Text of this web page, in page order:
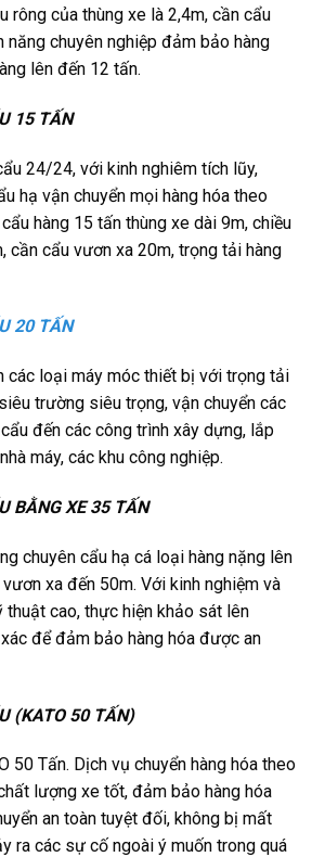
rông của thùng xe là 2,4m, cần cẩu
năng chuyên nghiệp đảm bảo hàng
lên đến 12 tấn.
15 TẤN
24/24, với kinh nghiêm tích lũy,
hạ vận chuyển mọi hàng hóa theo
hàng 15 tấn thùng xe dài 9m, chiều
cần cẩu vươn xa 20m, trọng tải hàng
20 TẤN
các loại máy móc thiết bị với trọng tải
trường siêu trọng, vận chuyển các
đến các công trình xây dựng, lắp
máy, các khu công nghiệp.
BẰNG XE 35 TẤN
chuyên cẩu hạ cá loại hàng nặng lên
xa đến 50m. Với kinh nghiệm và
thuật cao, thực hiện khảo sát lên
để đảm bảo hàng hóa được an
(KATO 50 TẤN)
50 Tấn. Dịch vụ chuyển hàng hóa theo
lượng xe tốt, đảm bảo hàng hóa
an toàn tuyệt đối, không bị mất
ra các sự cố ngoài ý muốn trong quá